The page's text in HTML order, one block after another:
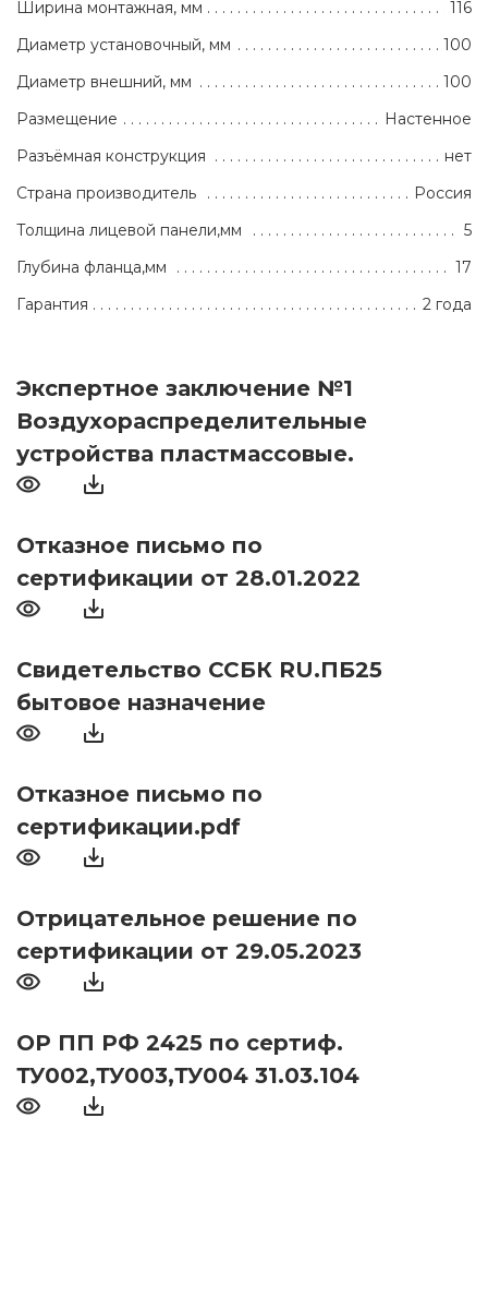
Ширина монтажная, мм
116
Диаметр установочный, мм
100
Диаметр внешний, мм
100
Размещение
Настенное
Разъёмная конструкция
нет
Страна производитель
Россия
Толщина лицевой панели,мм
5
Глубина фланца,мм
17
Гарантия
2 года
Экспертное заключение №1
Воздухораспределительные
устройства пластмассовые.
Отказное письмо по
сертификации от 28.01.2022
Свидетельство ССБК RU.ПБ25
бытовое назначение
Отказное письмо по
сертификации.pdf
Отрицательное решение по
сертификации от 29.05.2023
ОР ПП РФ 2425 по сертиф.
ТУ002,ТУ003,ТУ004 31.03.104